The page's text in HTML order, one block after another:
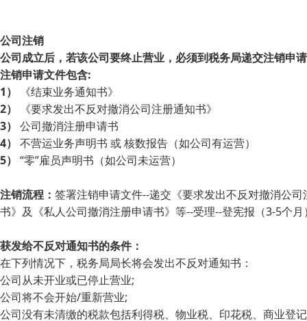
公司注销
公司成立后，若该公司要终止营业，必须到税务局递交注销申
注销申请文件包含:
1）
《结束业务通知书》
2）
《要求发出不反对撤消公司注册通知书》
3） 公司撤消注册申请书
4） 不营运业务声明书 或 核数报告（如公司有运营）
5） “零”雇员声明书（如公司未运营）
注销流程： 签署注销申请文件--递交《要求发出不反对撤消公
书》及《私人公司撤消注册申请书》等--受理--登宪报（3-5个
获发给不反对通知书的条件：
在下列情况下，税务局局长将会发出不反对通知书：
公司从未开业或已停止营业;
公司将不会开始/重新营业;
公司没有未清缴的税款包括利得税、物业税、印花税、商业登